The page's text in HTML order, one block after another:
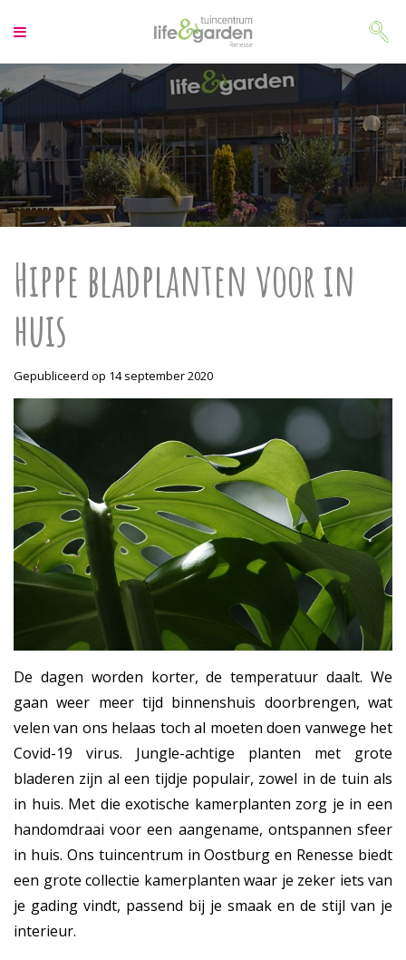
a
a
r
c
n
e
n
Hippe bladplanten voor in
huis
Gepubliceerd op 14 september 2020
De dagen worden korter, de temperatuur daalt. We
gaan weer meer tijd binnenshuis doorbrengen, wat
velen van ons helaas toch al moeten doen vanwege het
Covid-19 virus. Jungle-achtige planten met grote
bladeren zijn al een tijdje populair, zowel in de tuin als
in huis. Met die exotische kamerplanten zorg je in een
handomdraai voor een aangename, ontspannen sfeer
in huis. Ons tuincentrum in Oostburg en Renesse biedt
een grote collectie kamerplanten waar je zeker iets van
je gading vindt, passend bij je smaak en de stijl van je
interieur.